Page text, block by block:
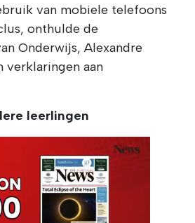
van mobiele telefoons
onthulde de
Onderwijs, Alexandre
verklaringen aan
leerlingen